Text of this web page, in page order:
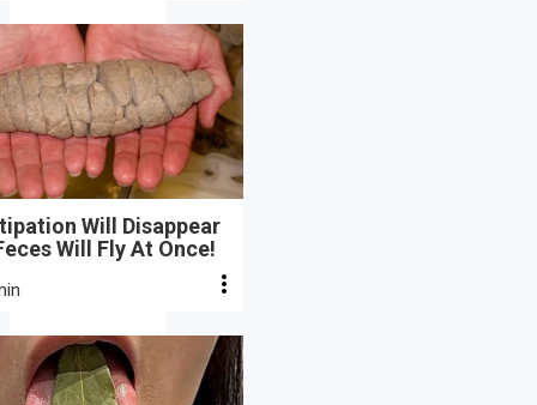
Will Disappear
Will Fly At Once!